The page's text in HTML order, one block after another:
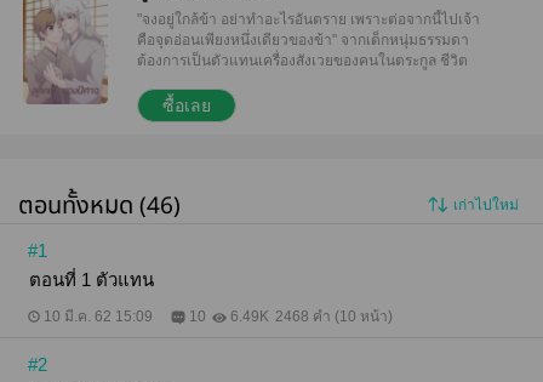
"จงอยู่ใกล้ข้า อย่าทำอะไรอันตราย เพราะต่อจากนี้ไปเจ้า
คือจุดอ่อนเพียงหนึ่งเดียวของข้า" จากเด็กหนุ่มธรรมดา
ต้องการเป็นตัวแทนเครื่องสังเวยของคนในตระกูล ชีวิต
กระทั่ง...ถึงเวลาที่พวกเขาตกลงกันไว้
ซื้อเลย
ตอนทั้งหมด (46) เก่าไปใหม่
#1
ตอนที่ 1 ตัวแทน
10 มี.ค. 62 15:09 10 6.49K 2468 คำ (10 หน้า)
#2